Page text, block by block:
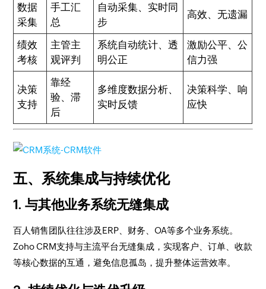
数据
采集
手工汇
总
自动采集、实时同
步
高效、无遗漏
绩效
考核
主管主
观评判
系统自动统计、透
明公正
激励公平、公
信力强
决策
支持
靠经
验、滞
后
多维度数据分析、
实时反馈
决策科学、响
应快
五、系统集成与持续优化
1. 与其他业务系统无缝集成
百人销售团队往往涉及ERP、财务、OA等多个业务系统。
Zoho CRM支持与主流平台无缝集成，实现客户、订单、收款
等核心数据的互通，避免信息孤岛，提升整体运营效率。